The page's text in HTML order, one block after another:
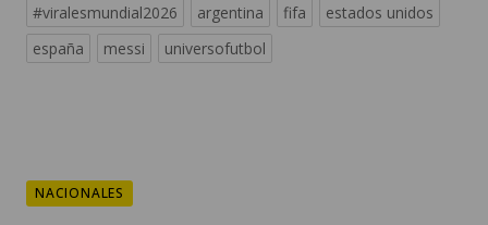
#viralesmundial2026
argentina fifa
estados unidos
españa
messi universofutbol
NACIONALES